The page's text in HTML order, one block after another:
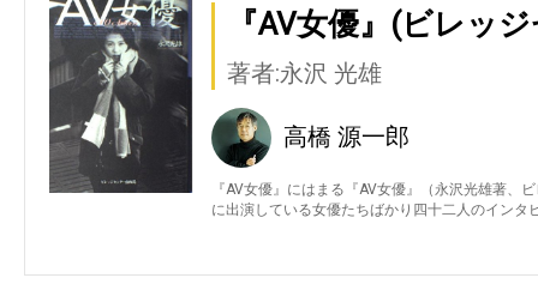
『AV女優』(ビレッ
著者:永沢 光雄
高橋 源一郎
『AV女優』にはまる『AV女優』（永沢光雄著、
に出演している女優たちばかり四十二人のインタ